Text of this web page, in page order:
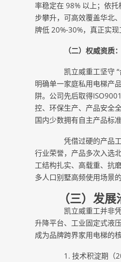
率稳定在 98% 以上；依
步攀升，可高效覆盖华北
牌低 20%-30%，真正实现
（二）权威资质：
凯立威重工坚守 “
明确单一家庭私用电梯产
阱。公司先后取得
控、环保生产、产品安全
国内少数拥有自主产品标
凭借过硬的产品工
行业荣誉，产品多次入选
工结构扎实、高载重、抗
多人口别墅高频使用场景
（三）发展沿
凯立威重工并非凭
升降平台、工业固定式液
成为品牌跨界家用电梯的核
1. 技术积淀期（